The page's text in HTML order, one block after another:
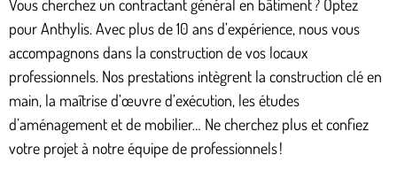
Vous cherchez un contractant général en bâtiment ? Optez
pour Anthylis. Avec plus de 10 ans d’expérience, nous vous
accompagnons dans la construction de vos locaux
professionnels. Nos prestations intègrent la construction clé en
main, la maîtrise d’œuvre d’exécution, les études
d’aménagement et de mobilier… Ne cherchez plus et confiez
votre projet à notre équipe de professionnels !